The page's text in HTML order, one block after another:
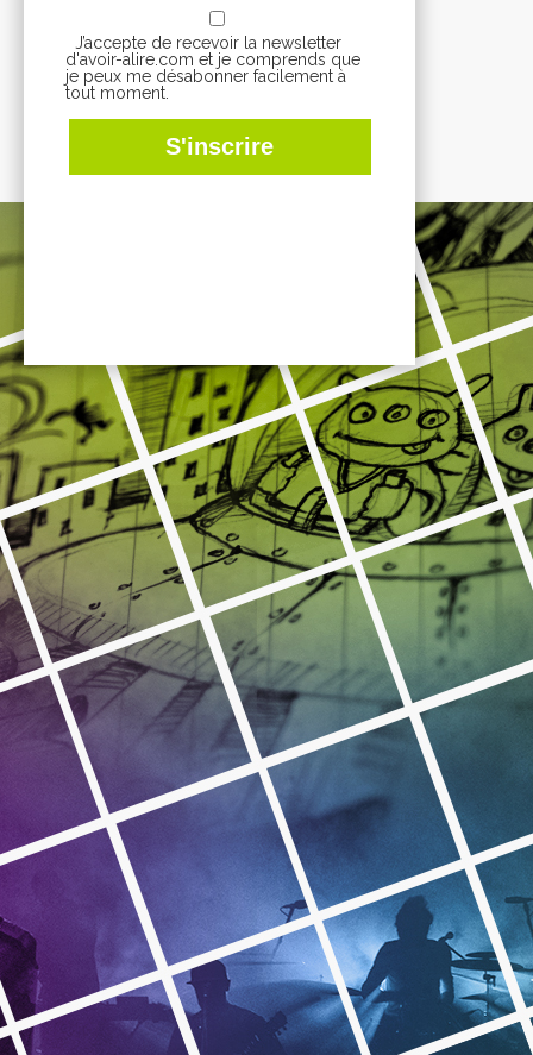
J’accepte de recevoir la newsletter
d'avoir-alire.com et je comprends que
je peux me désabonner facilement à
tout moment.